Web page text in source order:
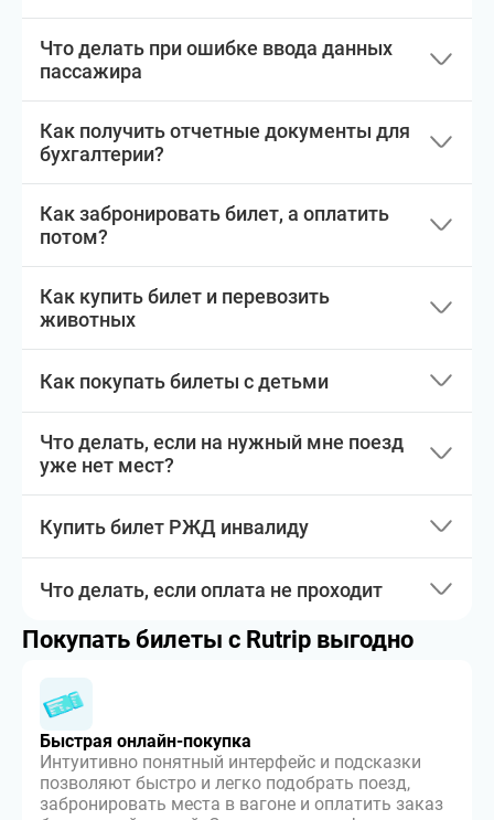
Что делать при ошибке ввода данных
пассажира
Как получить отчетные документы для
бухгалтерии?
Как забронировать билет, а оплатить
потом?
Как купить билет и перевозить
животных
Как покупать билеты с детьми
Что делать, если на нужный мне поезд
уже нет мест?
Купить билет РЖД инвалиду
Что делать, если оплата не проходит
Покупать билеты с Rutrip выгодно
Быстрая онлайн-покупка
Интуитивно понятный интерфейс и подсказки
позволяют быстро и легко подобрать поезд,
забронировать места в вагоне и оплатить заказ